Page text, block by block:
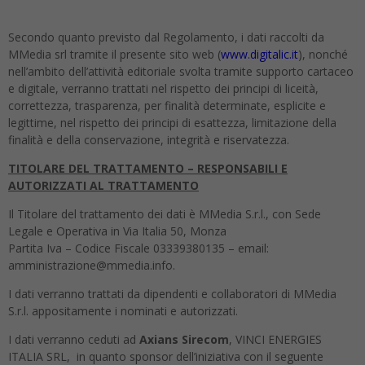
Secondo quanto previsto dal Regolamento, i dati raccolti da
MMedia srl tramite il presente sito web (www.digitalic.it), nonché
nell’ambito dell’attività editoriale svolta tramite supporto cartaceo
e digitale, verranno trattati nel rispetto dei principi di liceità,
correttezza, trasparenza, per finalità determinate, esplicite e
legittime, nel rispetto dei principi di esattezza, limitazione della
finalità e della conservazione, integrità e riservatezza.
TITOLARE DEL TRATTAMENTO – RESPONSABILI E
AUTORIZZATI AL TRATTAMENTO
Il Titolare del trattamento dei dati è MMedia S.r.l., con Sede
Legale e Operativa in Via Italia 50, Monza
Partita Iva – Codice Fiscale 03339380135 – email:
amministrazione@mmedia.info.
I dati verranno trattati da dipendenti e collaboratori di MMedia
S.r.l. appositamente i nominati e autorizzati.
I dati verranno ceduti ad Axians Sirecom, VINCI ENERGIES
ITALIA SRL, in quanto sponsor dell’iniziativa con il seguente